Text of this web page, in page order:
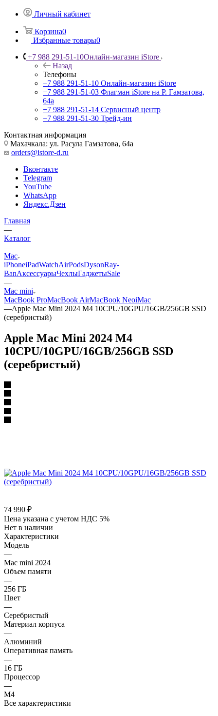
Личный кабинет
Корзина0
Избранные товары0
+7 988 291-51-10Онлайн-магазин iStore
Назад
Телефоны
+7 988 291-51-10 Онлайн-магазин iStore
+7 988 291-51-03 Флагман iStore на Р. Гамзатова,
64а
+7 988 291-51-14 Сервисный центр
+7 988 291-51-30 Трейд-ин
Контактная информация
Махачкала: ул. Расула Гамзатова, 64а
orders@istore-d.ru
Вконтакте
Telegram
YouTube
WhatsApp
Яндекс.Дзен
Главная
—
Каталог
—
Mac
iPhoneiPadWatchAirPodsDysonRay-
BanАксессуарыЧехлыГаджетыSale
—
Mac mini
MacBook ProMacBook AirMacBook NeoiMac
—Apple Mac Mini 2024 M4 10CPU/10GPU/16GB/256GB SSD
(серебристый)
Apple Mac Mini 2024 M4
10CPU/10GPU/16GB/256GB SSD
(серебристый)
74 990 ₽
Цена указана с учетом НДС 5%
Нет в наличии
Характеристики
Модель
—
Mac mini 2024
Объем памяти
—
256 ГБ
Цвет
—
Серебристый
Материал корпуса
—
Алюминий
Оперативная память
—
16 ГБ
Процессор
—
M4
Все характеристики